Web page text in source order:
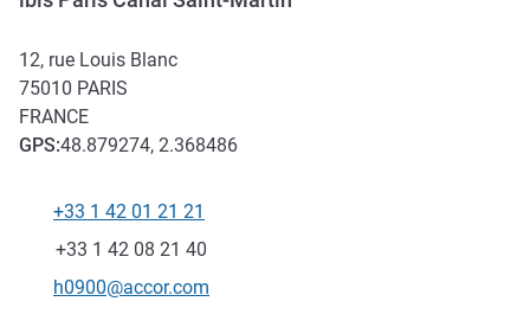
12, rue Louis Blanc
75010 PARIS
FRANCE
GPS:48.879274, 2.368486
Téléphone
+33 1 42 01 21 21
Fax
+33 1 42 08 21 40
Email de contact
h0900@accor.com